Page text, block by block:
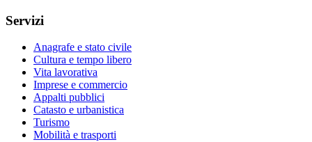
Servizi
Anagrafe e stato civile
Cultura e tempo libero
Vita lavorativa
Imprese e commercio
Appalti pubblici
Catasto e urbanistica
Turismo
Mobilità e trasporti